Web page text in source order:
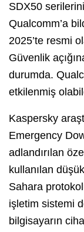
SDX50
Qualcomm’a
2025’te resmi
Güvenlik
durumda.
etkilenmiş
Kaspersky
Emergency
adlandırılan
kullanılan
Sahara
işletim sistemi
bilgisayarın